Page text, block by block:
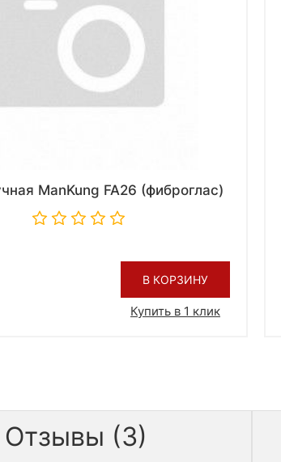
ManKung FA26 (фиброглас)
В КОРЗИНУ
Купить в 1 клик
Отзывы (3)